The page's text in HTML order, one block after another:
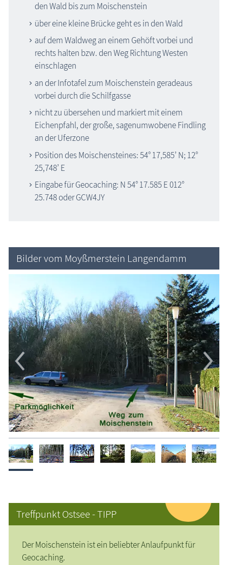
den Wald bis zum Moischenstein
über eine kleine Brücke geht es in den Wald
auf dem Waldweg an einem Gehöft vorbei und
rechts halten bzw. den Weg Richtung Westen
einschlagen
an der Infotafel zum Moischenstein geradeaus
vorbei durch die Schilfgasse
nicht zu übersehen und markiert mit einem
Eichenpfahl, der große, sagenumwobene Findling
an der Uferzone
Position des Moischensteines: 54° 17,585’ N; 12°
25,748’ E
Eingabe für Geocaching: N 54° 17.585 E 012°
25.748 oder GCW4JY
Bilder vom Moyßmerstein Langendamm
Treffpunkt Ostsee - TIPP
Der Moischenstein ist ein beliebter Anlaufpunkt für
Geocaching.